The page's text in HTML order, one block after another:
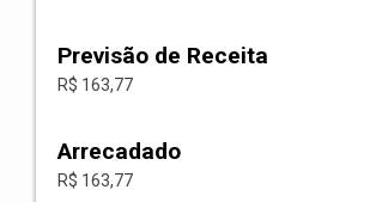
Previsão de Receita
R$ 163,77
Arrecadado
R$ 163,77